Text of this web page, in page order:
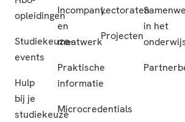
opleidingen
Studiekeuze-
events
Hulp
bij je
studiekeuze
Incompany
en
maatwerk
Praktische
informatie
Microcredentials
Lectoraten
Projecten
in het